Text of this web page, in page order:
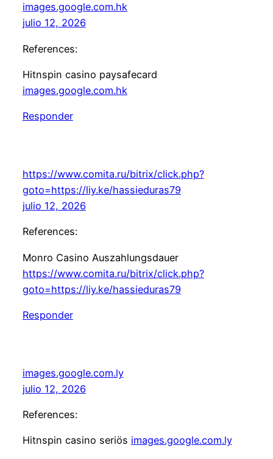
images.google.com.hk
julio 12, 2026
References:
Hitnspin casino paysafecard
images.google.com.hk
Responder
https://www.comita.ru/bitrix/click.php?
goto=https://liy.ke/hassieduras79
julio 12, 2026
References:
Monro Casino Auszahlungsdauer
https://www.comita.ru/bitrix/click.php?
goto=https://liy.ke/hassieduras79
Responder
images.google.com.ly
julio 12, 2026
References:
Hitnspin casino seriös images.google.com.ly